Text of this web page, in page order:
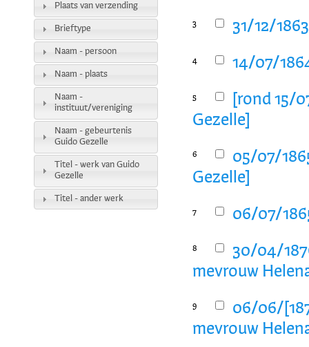
3 31/12/
4 14/07/
5
[rond 15/
Gezelle]
6
05/07/
Gezelle]
7 06/07/
8
30/04/
mevrouw
9
06/06/
mevrouw
Plaats van verzending
Brieftype
Naam - persoon
Naam - plaats
Naam -
instituut/vereniging
Naam - gebeurtenis
Guido Gezelle
Titel - werk van Guido
Gezelle
Titel - ander werk